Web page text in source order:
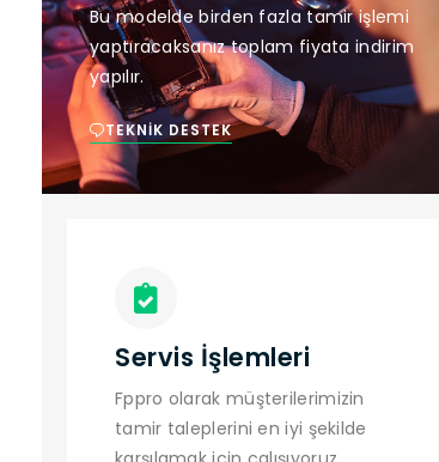
Bu modelde birden fazla tamir işlemi
yaptıracaksanız toplam fiyata indirim
yapılır.
TEKNIK DESTEK
Servis İşlemleri
Fppro olarak müşterilerimizin
tamir taleplerini en iyi şekilde